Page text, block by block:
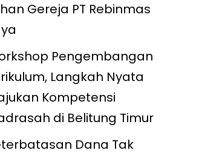
Gereja PT Rebinmas
Pengembangan
Langkah Nyata
Kompetensi
di Belitung Timur
Dana Tak